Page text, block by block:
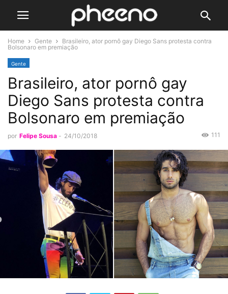
Home Gente
Brasileiro, ator pornô gay Diego Sans protesta contra
Bolsonaro em premiação
Gente
Brasileiro, ator pornô gay
Diego Sans protesta contra
Bolsonaro em premiação
por Felipe Sousa - 24/10/2018 111